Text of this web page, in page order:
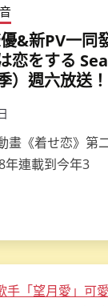
&新PV一同
恋をする
）週六放送！
畫《着せ恋》第
年連載到今年3